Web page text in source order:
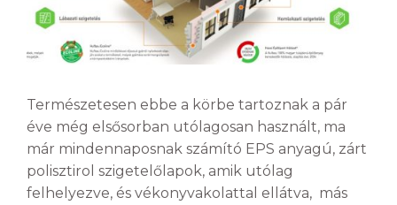
Természetesen ebbe a körbe tartoznak a pár
éve még elsősorban utólagosan használt, ma
már mindennaposnak számító EPS anyagú, zárt
polisztirol szigetelőlapok, amik utólag
felhelyezve, és vékonyvakolattal ellátva, más